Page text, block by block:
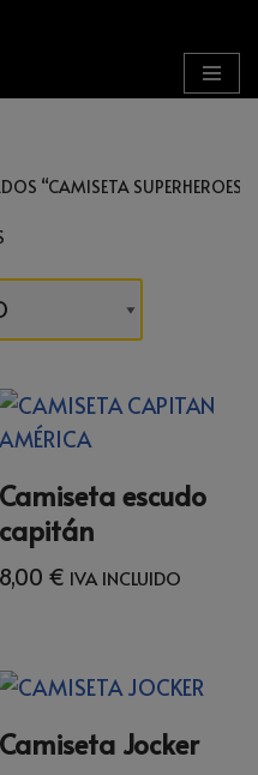
“CAMISETA SUPERHEROES”
Camiseta escudo
capitán
8,00 € IVA INCLUIDO
Camiseta Jocker